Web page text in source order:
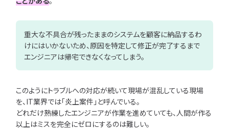
重大な不具合が残ったままのシステムを顧客に納品するわ
けにはいかないため、原因を特定して修正が完了するまで
エンジニアは帰宅できなくなってしまう。
このようにトラブルへの対応が続いて現場が混乱している現場
を、IT業界では「炎上案件」と呼んでいる。
どれだけ熟練したエンジニアが作業を進めていても、人間が作る
以上はミスを完全にゼロにするのは難しい。